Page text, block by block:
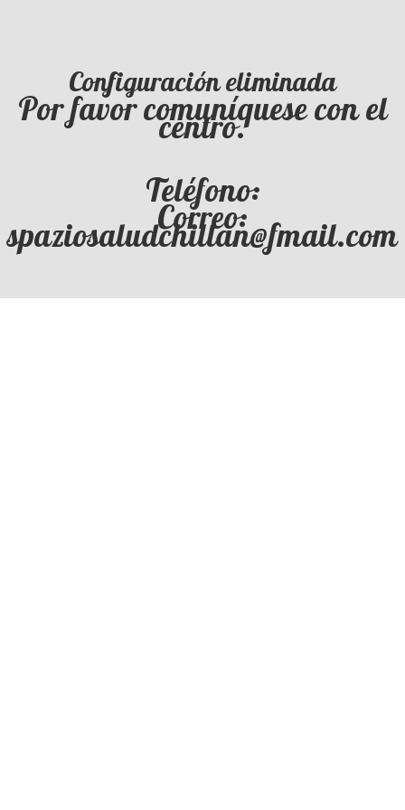
Configuración eliminada
Por favor comuníquese con el
centro.
Teléfono:
Correo:
spaziosaludchillan@fmail.com